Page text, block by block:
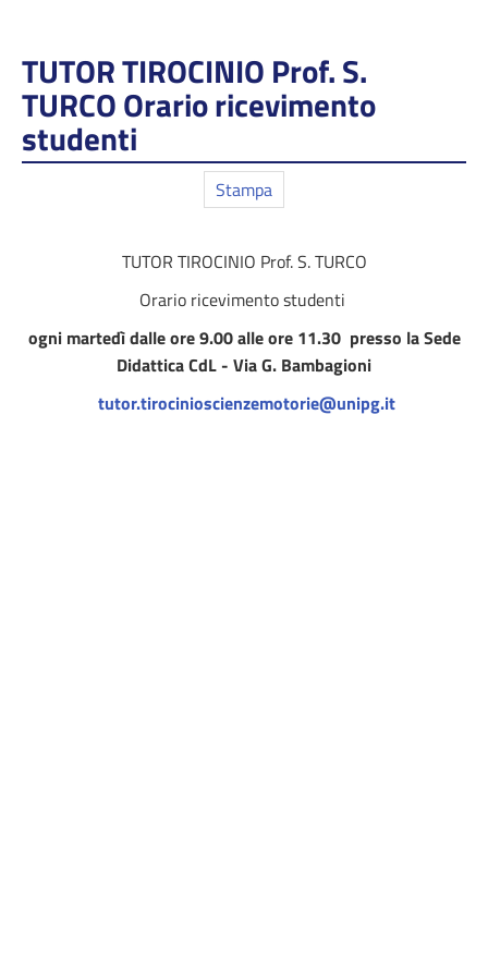
TUTOR TIROCINIO Prof. S.
TURCO Orario ricevimento
studenti
Stampa
TUTOR TIROCINIO Prof. S. TURCO
Orario ricevimento studenti
ogni martedì dalle ore 9.00 alle ore 11.30 presso la Sede
Didattica CdL - Via G. Bambagioni
tutor.tirocinioscienzemotorie@unipg.it